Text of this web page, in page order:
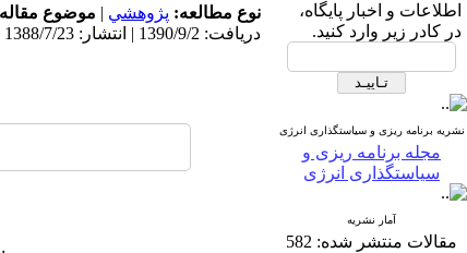
اطلاعات و اخبار پایگاه،
در کادر زیر وارد کنید.
نشریه برنامه ریزی و سیاستگذاری انرژی
مجله برنامه ریزی و
سیاستگذاری انرژی
آمار نشریه
مقالات منتشر شده: 582
نوع مطالعه: پژوهشي | موضوع
دریافت: 1390/9/2 | انتشار: 1388/7/23